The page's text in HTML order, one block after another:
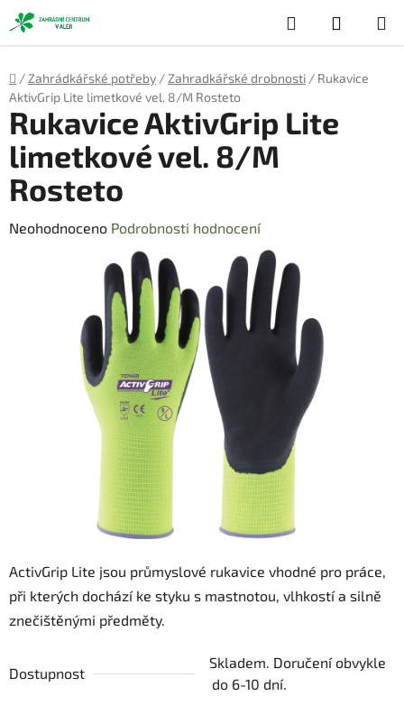
Přejít
na
obsah
Hledat
KOŠÍK
Domů
/ Zahrádkářské potřeby / Zahradkářské drobnosti / Rukavice
AktivGrip Lite limetkové vel. 8/M Rosteto
ActivGrip Lite jsou průmyslové rukavice vhodné pro práce,
při kterých dochází ke styku s mastnotou, vlhkostí a silně
znečištěnými předměty.
Dostupnost
Skladem. Doručení obvykle
do 6-10 dní.
Rukavice AktivGrip Lite
limetkové vel. 8/M
Rosteto
Průměrné
Neohodnoceno Podrobnosti hodnocení